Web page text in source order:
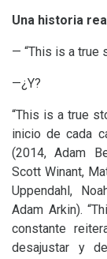
Una historia
— “This is a true
—¿Y?
“This is a true
inicio de cada
(2014, Adam
Scott Winant,
Uppendahl,
Adam Arkin).
constante
desajustar y